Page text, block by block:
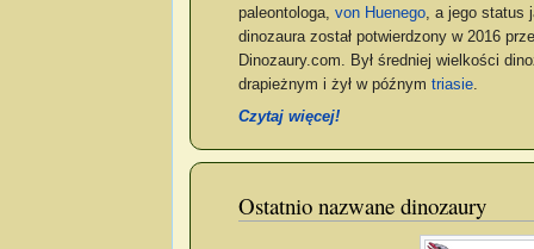
paleontologa,von Huenego, a jego status
dinozaura został potwierdzony w 2016
Dinozaury.com. Był średniej wielkości
drapieżnym i żył w późnymtriasie.
Czytaj więcej!
Ostatnio nazwane dinozaury